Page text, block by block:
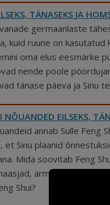
TÄNASEKS JA
germaanlaste
kuid ruune on
oma elus eesmärke
nende poole
tänase päeva ja Sinu
NÕUANDED EILSEKS,
annab Sulle Feng
et Sinu plaanid
Mida soovitab Feng
armastus. Milliseid
Shui?